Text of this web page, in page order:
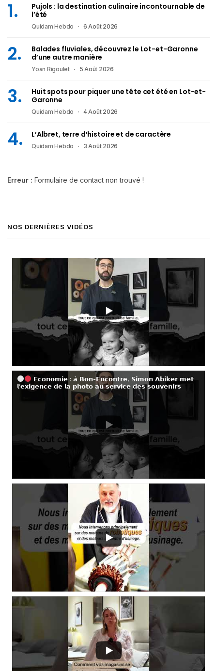
Pujols : la destination culinaire incontournable de
l’été
Quidam Hebdo 6 Août 2026
Balades fluviales, découvrez le Lot-et-Garonne
d’une autre manière
Yoan Rigoulet 5 Août 2026
Huit spots pour piquer une tête cet été en Lot-et-
Garonne
Quidam Hebdo 4 Août 2026
L’Albret, terre d’histoire et de caractère
Quidam Hebdo 3 Août 2026
Erreur : Formulaire de contact non trouvé !
NOS DERNIÈRES VIDÉOS
𝗘𝗰𝗼𝗻𝗼𝗺𝗶𝗲 : 𝗮̀ 𝗕𝗼𝗻-𝗘𝗻𝗰𝗼𝗻𝘁𝗿𝗲, 𝗦𝗶𝗺𝗼𝗻 𝗔𝗯𝗶𝗸𝗲𝗿 𝗺𝗲𝘁
𝗹’𝗲𝘅𝗶𝗴𝗲𝗻𝗰𝗲 𝗱𝗲 𝗹𝗮 𝗽𝗵𝗼𝘁𝗼 𝗮𝘂 𝘀𝗲𝗿𝘃𝗶𝗰𝗲 𝗱𝗲𝘀 𝘀𝗼𝘂𝘃𝗲𝗻𝗶𝗿𝘀